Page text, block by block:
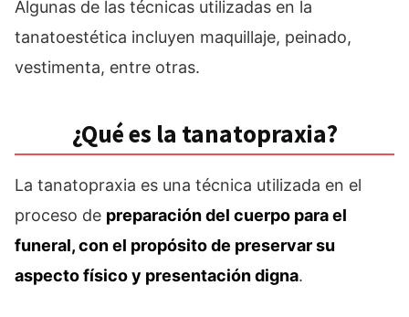
Algunas de las técnicas utilizadas en la
tanatoestética incluyen maquillaje, peinado,
vestimenta, entre otras.
¿Qué es la tanatopraxia?
La tanatopraxia es una técnica utilizada en el
proceso de preparación del cuerpo para el
funeral, con el propósito de preservar su
aspecto físico y presentación digna.